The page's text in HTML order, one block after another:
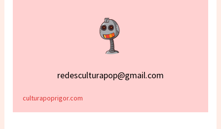
redesculturapop@gmail.com
culturapoprigor.com